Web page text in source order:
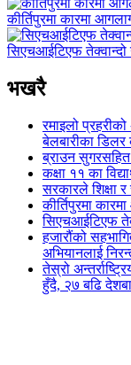
कीर्तिपुरमा कारमा
सिएचआईटिएफ तेक्वान्दो
भखरै
रमाइलो
बेलबारीका डिलर
ब्राउन
कक्षा ११ का
सरकारले शिक्षा
कीर्तिपुरमा
सिएचआईटिएफ
हजारौंको
अभियानलाई
तेस्रो
हुँदै, २७ बढि